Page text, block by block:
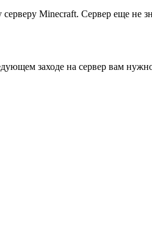
Minecraft. Сервер еще не
заходе на сервер вам нужно